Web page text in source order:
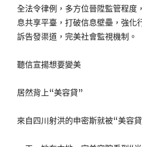
全法令律例，多方位晉陞監管程度
息共享平臺，打破信息壁壘，強化
訴告發渠道，完美社會監視機制。
聽信宣揚想要變美
居然背上“美容貸”
來自四川射洪的申密斯就被“美容